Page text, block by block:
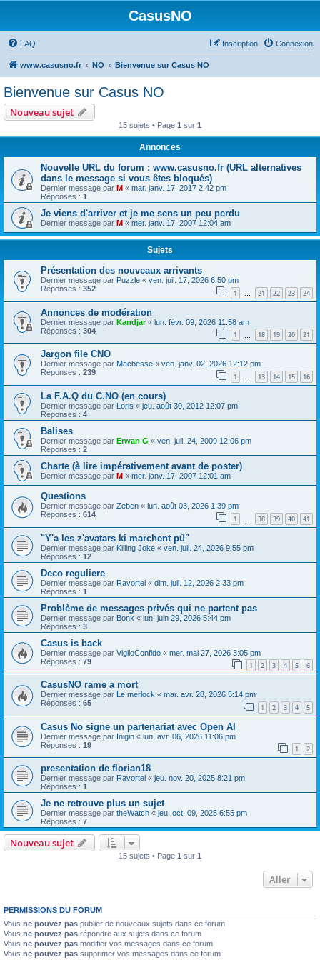
CasusNO
FAQ Connexion
Inscription
www.casusno.fr NO Bienvenue sur Casus NO
Bienvenue sur Casus NO
Nouveau sujet
15 sujets • Page 1 sur 1
Annonces
Nouvelle URL du forum : www.casusno.fr (URL alternatives
dans le message si vous êtes bloqués)
Dernier message par M « mar. janv. 17, 2017 2:42 pm
Réponses : 1
Je viens d'arriver et je me sens un peu perdu
Dernier message par M « mer. janv. 17, 2007 12:04 am
Sujets
Présentation des nouveaux arrivants
Dernier message par Puzzle « ven. juil. 17, 2026 6:50 pm
Réponses : 352 1 … 21 22 23 24
Annonces de modération
Dernier message par Kandjar« lun. févr. 09, 2026 11:58 am
Réponses : 304 1 18 19 20 21
Jargon file CNO
Dernier message par Macbesse « ven. janv. 02, 2026 12:12 pm
Réponses : 239 1 … 13 14 15 16
La F.A.Q du C.NO (en cours)
Dernier message par Loris « jeu. août 30, 2012 12:07 pm
Réponses : 4
Balises
Dernier message par Erwan G « ven. juil. 24, 2009 12:06 pm
Réponses : 2
Charte (à lire impérativement avant de poster)
Dernier message par M « mer. janv. 17, 2007 12:01 am
Questions
Dernier message par Zeben « lun. août 03, 2026 1:39 pm
Réponses : 614 1 … 38 39 40 41
"Y'a les z'avatars ki marchent pû"
Dernier message par Killing Joke « ven. juil. 24, 2026 9:55 pm
Réponses : 12
Deco reguliere
Dernier message par Ravortel « dim. juil. 12, 2026 2:33 pm
Réponses : 1
Problème de messages privés qui ne partent pas
Dernier message par Bonx « lun. juin 29, 2026 5:44 pm
Réponses : 3
Casus is back
Dernier message par VigiloConfido « mer. mai 27, 2026 3:05 pm
Réponses : 79 1 2 3 4 5 6
CasusNO rame a mort
Dernier message par Le merlock « mar. avr. 28, 2026 5:14 pm
Réponses : 65 1 2 3 4 5
Casus No signe un partenariat avec Open AI
Dernier message par Inigin « lun. avr. 06, 2026 11:06 pm
Réponses : 19 1 2
presentation de florian18
Dernier message par Ravortel « jeu. nov. 20, 2025 8:21 pm
Réponses : 1
Je ne retrouve plus un sujet
Dernier message par theWatch « jeu. oct. 09, 2025 6:55 pm
Réponses : 7
Nouveau sujet
15 sujets • Page 1 sur 1
Aller
PERMISSIONS DU FORUM
Vous ne pouvez pas publier de nouveaux sujets dans ce forum
Vous ne pouvez pas répondre aux sujets dans ce forum
Vous ne pouvez pas modifier vos messages dans ce forum
Vous ne pouvez pas supprimer vos messages dans ce forum